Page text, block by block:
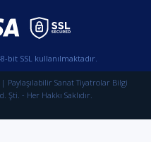
bit SSL kullanılmaktadır.
Paylaşılabilir Sanat Tiyatrolar Bilgi
Şti. - Her Hakkı Saklıdır.